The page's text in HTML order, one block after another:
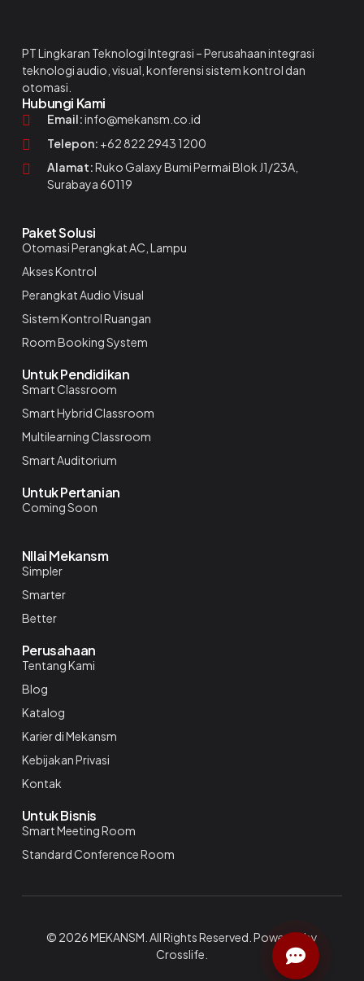
PT Lingkaran Teknologi Integrasi – Perusahaan integrasi
teknologi audio, visual, konferensi sistem kontrol dan
otomasi.
Hubungi Kami
Email:info@mekansm.co.id
Telepon: +62 822 2943 1200
Alamat:Ruko Galaxy Bumi Permai Blok J1/23A,
Surabaya 60119
Paket Solusi
Otomasi Perangkat AC, Lampu
Akses Kontrol
Perangkat Audio Visual
Sistem Kontrol Ruangan
Room Booking System
Untuk Pendidikan
Smart Classroom
Smart Hybrid Classroom
Multilearning Classroom
Smart Auditorium
Untuk Pertanian
Coming Soon
NIlai Mekansm
Simpler
Smarter
Better
Perusahaan
Tentang Kami
Blog
Katalog
Karier di Mekansm
Kebijakan Privasi
Kontak
Untuk Bisnis
Smart Meeting Room
Standard Conference Room
© 2026 MEKANSM. All Rights Reserved. Powered by
Crosslife